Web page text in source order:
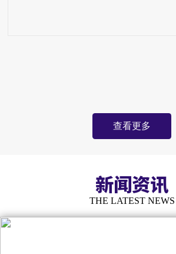
查看更多
新闻资讯
THE LATEST NEWS